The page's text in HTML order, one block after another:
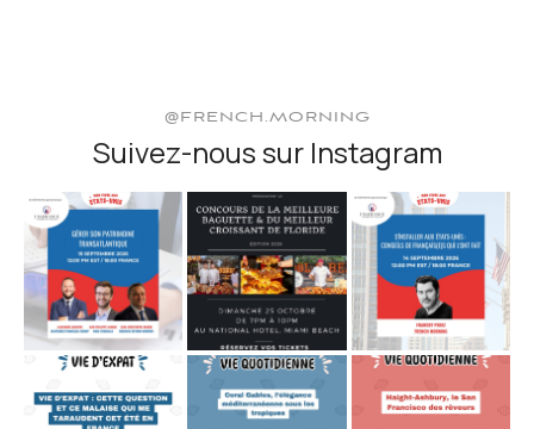
@FRENCH.MORNING
Suivez-nous sur Instagram